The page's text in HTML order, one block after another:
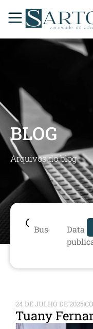
BLOG
Arquivos do blog
Data de
24 DE JULHO DE 2025
Tuany